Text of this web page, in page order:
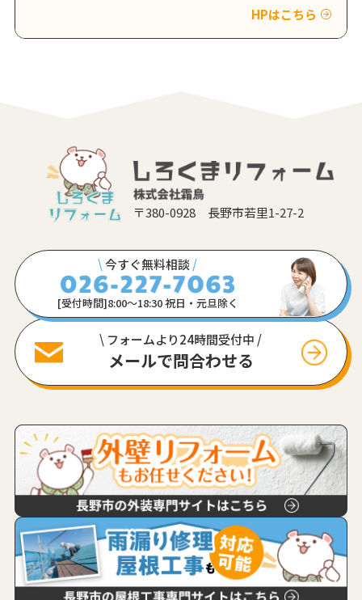
HPはこちら
〒380-0928 長野市若里1-27-2
\今すぐ無料相談 /
[受付時間]8:00〜18:30 祝日・元旦除く
\ フォームより24時間受付中 /
メールで問合わせる